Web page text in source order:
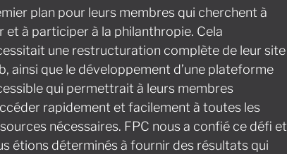
plan pour leurs membres qui cherchent à
et à participer à la philanthropie. Cela
une restructuration complète de leur site
ainsi que le développement d’une plateforme
qui permettrait à leurs membres
rapidement et facilement à toutes les
nécessaires. FPC nous a confié ce défi et
étions déterminés à fournir des résultats qui